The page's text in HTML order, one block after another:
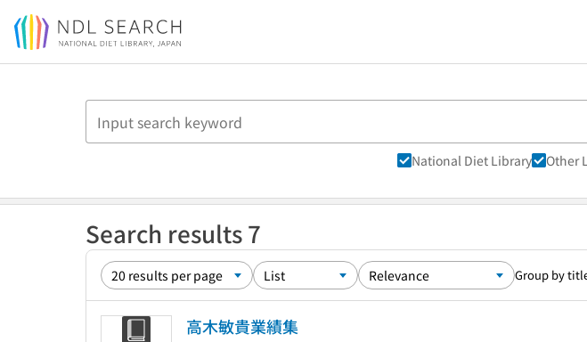
Jump to main content
National Diet Library Other
Search results 7
Group by
高木敏貴業績集